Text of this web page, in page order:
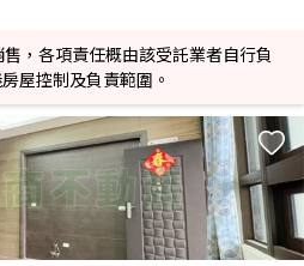
，各項責任概由該受託業者自行負
屋控制及負責範圍。